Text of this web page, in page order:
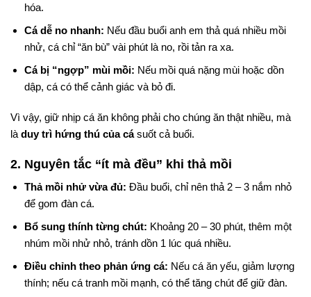
hóa.
Cá dễ no nhanh: Nếu đầu buổi anh em thả quá nhiều mồi
nhử, cá chỉ “ăn bù” vài phút là no, rồi tản ra xa.
Cá bị “ngợp” mùi mồi: Nếu mồi quá nặng mùi hoặc dồn
dập, cá có thể cảnh giác và bỏ đi.
Vì vậy, giữ nhịp cá ăn không phải cho chúng ăn thật nhiều, mà
là duy trì hứng thú của cásuốt cả buổi.
2. Nguyên tắc “ít mà đều” khi thả mồi
Thả mồi nhử vừa đủ: Đầu buổi, chỉ nên thả 2 – 3 nắm nhỏ
để gom đàn cá.
Bổ sung thính từng chút: Khoảng 20 – 30 phút, thêm một
nhúm mồi nhử nhỏ, tránh dồn 1 lúc quá nhiều.
Điều chỉnh theo phản ứng cá: Nếu cá ăn yếu, giảm lượng
thính; nếu cá tranh mồi mạnh, có thể tăng chút để giữ đàn.